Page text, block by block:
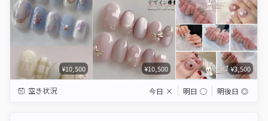
¥10,500 ¥10,500 ¥3,500
空き状況 今日 × 明日 ◯ 明後日 ◎